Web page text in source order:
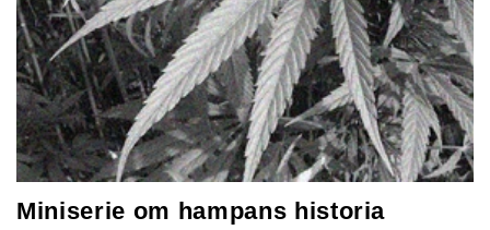
Miniserie om hampans historia